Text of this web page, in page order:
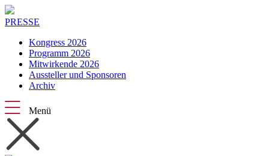
PRESSE
Kongress 2026
Programm 2026
Mitwirkende 2026
Aussteller und Sponsoren
Archiv
Menü